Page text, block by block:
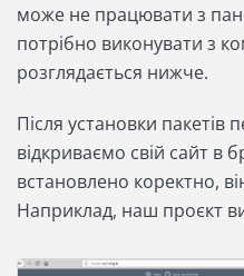
може не працювати з
потрібно виконувати з
розглядається нижче.
Після установки пакетів
відкриваємо свій сайт в
встановлено коректно,
Наприклад, наш проєкт